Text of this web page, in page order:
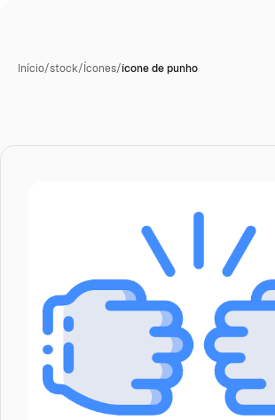
Início/stock/Ícones/ícone de punho